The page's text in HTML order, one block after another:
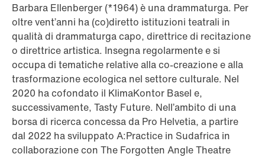
Barbara Ellenberger (*1964) è una drammaturga. Per
oltre vent’anni ha (co)diretto istituzioni teatrali in
qualità di drammaturga capo, direttrice di recitazione
o direttrice artistica. Insegna regolarmente e si
occupa di tematiche relative alla co-creazione e alla
trasformazione ecologica nel settore culturale. Nel
2020 ha cofondato il KlimaKontor Basel e,
successivamente, Tasty Future. Nell’ambito di una
borsa di ricerca concessa da Pro Helvetia, a partire
dal 2022 ha sviluppato A:Practice in Sudafrica in
collaborazione con The Forgotten Angle Theatre